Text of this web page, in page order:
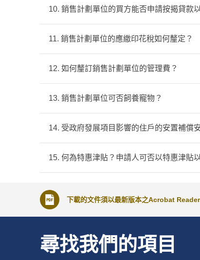
有關樂嶺軒的基本資料，可參考：
每個單位的售價及折扣率均由政府批核
10. 銷售計劃單位的買方能否申請按揭貸款
買方可以在選購單位前與房協指定之銀
因應各銀行/財務機構之按揭條款與條件
(詳情請參閱按揭安排作為參考用途。個
11. 銷售計劃單位的應繳印花稅如何釐定？
單位的應繳印花稅是以差餉物業估價署
(詳情請參閱政府相關連結:https://
12. 如何釐訂銷售計劃單位的管理費？
管理費將由個別項目的管理人根據相關
13. 銷售計劃單位可否飼養寵物？
一般而言，專用安置屋邨資助出售房屋
14. 受政府發展項目影響的住戶的安置補償
詳情請參閱政府相關連結：https://
15. 何為特惠津貼？申請人可否以特惠津貼
貼」（下稱「經折算的核准特惠津貼」
津貼」款項的支票，會在津貼領取人或
使用房協代表律師作代表律師及津貼領
買方不使用房協代表律師作代表律師或
下載的文件須以最新版本之Acrobat
尋找我們的項目